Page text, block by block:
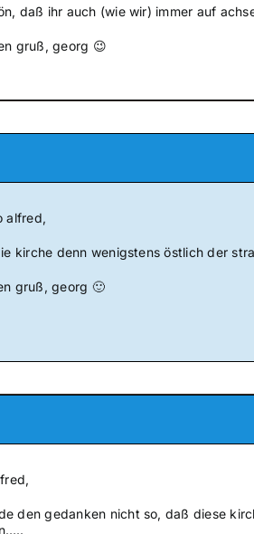
daß ihr auch (wie wir) immer auf
gruß, georg 😉
alfred,
kirche denn wenigstens östlich der
gruß, georg 🙂
den gedanken nicht so, daß diese